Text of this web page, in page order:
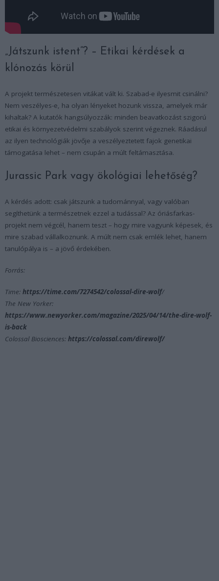
„Játszunk istent”? – Etikai kérdések a
klónozás körül
A projekt természetesen vitákat vált ki. Szabad-e ilyesmit csinálni?
Nem veszélyes-e, ha olyan lényeket hozunk vissza, amelyek már
kihaltak? A kutatók hangsúlyozzák: minden beavatkozást szigorú
etikai és környezetvédelmi szabályok szerint végeznek. Ráadásul
az ilyen technológiák jövője a veszélyeztetett fajok genetikai
támogatása lehet – nem csupán a múlt feltámasztása.
Jurassic Park vagy ökológiai lehetőség?
A kérdés adott: csak játszunk a tudománnyal, vagy valóban
segíthetünk a természetnek ezzel a tudással? Az óriásfarkas-
projekt nem végcél, hanem teszt – hogy mire vagyunk képesek, és
mire szabad vállalkoznunk. A múlt nem csak emlék lehet, hanem
tanulópálya is – a jövő érdekében.
Forrás:
Time: https://time.com/7274542/colossal-dire-wolf/
The New Yorker:
https://www.newyorker.com/magazine/2025/04/14/the-dire-wolf-
is-back
Colossal Biosciences: https://colossal.com/direwolf/